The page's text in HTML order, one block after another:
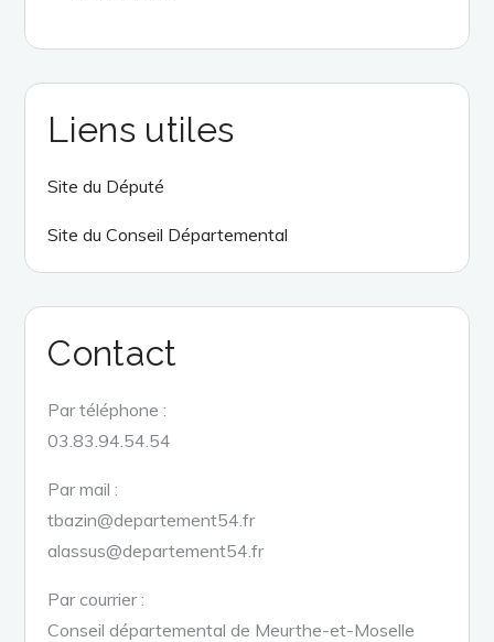
Liens utiles
Site du Député
Site du Conseil Départemental
Contact
Par téléphone :
03.83.94.54.54
Par mail :
tbazin@departement54.fr
alassus@departement54.fr
Par courrier :
Conseil départemental de Meurthe-et-Moselle